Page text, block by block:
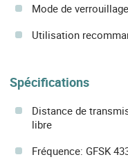
Mode de verrouillage
Utilisation
Spécifications
Distance de
libre
Fréquence: GFSK